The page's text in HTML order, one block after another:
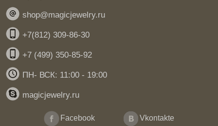
shop@magicjewelry.ru
+7(812) 309-86-30
+7 (499) 350-85-92
ПН- ВСК: 11:00 - 19:00
magicjewelry.ru
Facebook Vkontakte